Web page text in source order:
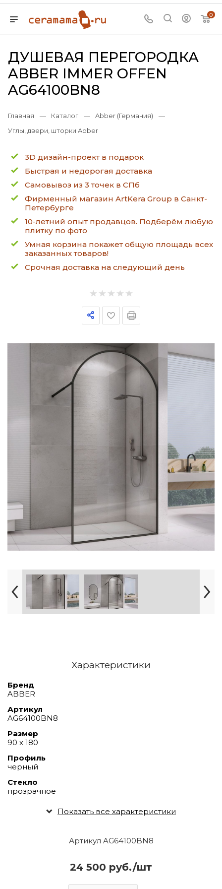
0
ДУШЕВАЯ ПЕРЕГОРОДКА
ABBER IMMER OFFEN
AG64100BN8
Главная — Каталог — Abber (Германия)
—
Углы, двери, шторки Abber
3D дизайн-проект в подарок
Быстрая и недорогая доставка
Самовывоз из 3 точек в СПб
Фирменный магазин ArtKera Group в Санкт-
Петербурге
10-летний опыт продавцов. Подберём любую
плитку по фото
Умная корзина покажет общую площадь всех
заказанных товаров!
Срочная доставка на следующий день
Артикул AG64100BN8
24 500 руб./шт
Характеристики
Бренд
ABBER
Артикул
AG64100BN8
Размер
90 х 180
Профиль
черный
Стекло
прозрачное
Показать все характеристики